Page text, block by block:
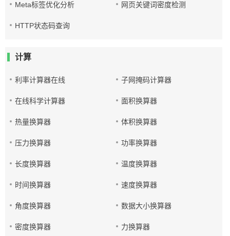
Meta标签优化分析 网页关键词密度检测
HTTP状态码查询
计算
利率计算器在线 子网掩码计算器
在线科学计算器 面积换算器
热量换算器 体积换算器
压力换算器 功率换算器
长度换算器 温度换算器
时间换算器 速度换算器
角度换算器 数据大小换算器
密度换算器 力换算器